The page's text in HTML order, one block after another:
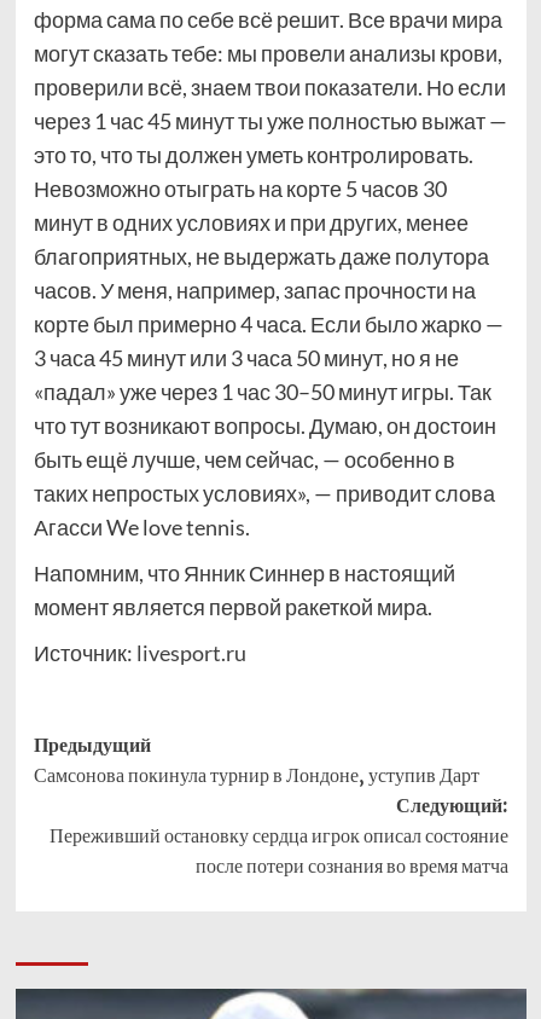
форма сама по себе всё решит. Все врачи мира
могут сказать тебе: мы провели анализы крови,
проверили всё, знаем твои показатели. Но если
через 1 час 45 минут ты уже полностью выжат —
это то, что ты должен уметь контролировать.
Невозможно отыграть на корте 5 часов 30
минут в одних условиях и при других, менее
благоприятных, не выдержать даже полутора
часов. У меня, например, запас прочности на
корте был примерно 4 часа. Если было жарко —
3 часа 45 минут или 3 часа 50 минут, но я не
«падал» уже через 1 час 30–50 минут игры. Так
что тут возникают вопросы. Думаю, он достоин
быть ещё лучше, чем сейчас, — особенно в
таких непростых условиях», — приводит слова
Агасси We love tennis.
Напомним, что Янник Синнер в настоящий
момент является первой ракеткой мира.
Источник: livesport.ru
Навигация
записи
Предыдущий
Самсонова покинула турнир в Лондоне, уступив Дарт
Следующий:
Переживший остановку сердца игрок описал состояние
после потери сознания во время матча